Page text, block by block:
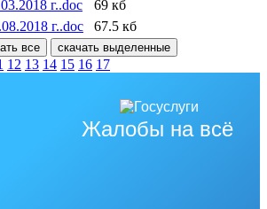
г..doc
69 кб
г..doc
67.5 кб
все скачать выделенные
12 13 14 15 16 17
Жалобы на всё